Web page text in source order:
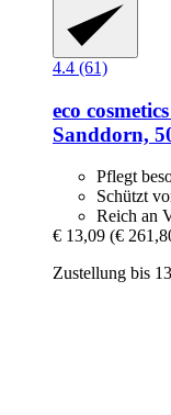
4.4 (61)
eco cosmetics
Sanddorn,
Pflegt
Schützt
Reich an
€ 13,09 (€
Zustellung bis